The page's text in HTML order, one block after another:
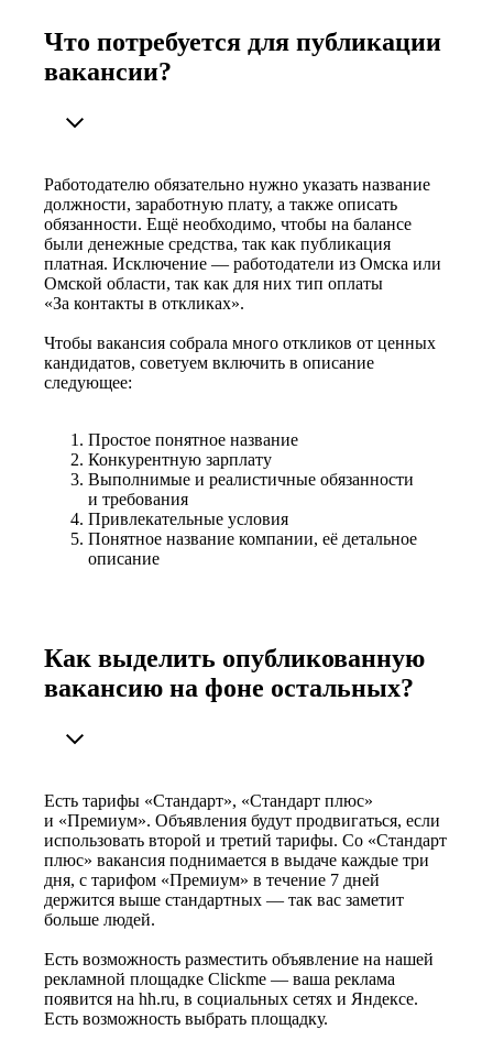
Что потребуется для публикации
вакансии?
Работодателю обязательно нужно указать название
должности, заработную плату, а также описать
обязанности. Ещё необходимо, чтобы на балансе
были денежные средства, так как публикация
платная. Исключение — работодатели из Омска или
Омской области, так как для них тип оплаты
«За контакты в откликах».
Чтобы вакансия собрала много откликов от ценных
кандидатов, советуем включить в описание
следующее:
Простое понятное название
Конкурентную зарплату
Выполнимые и реалистичные обязанности
и требования
Привлекательные условия
Понятное название компании, её детальное
описание
Как выделить опубликованную
вакансию на фоне остальных?
Есть тарифы «Стандарт», «Стандарт плюс»
и «Премиум». Объявления будут продвигаться, если
использовать второй и третий тарифы. Со «Стандарт
плюс» вакансия поднимается в выдаче каждые три
дня, с тарифом «Премиум» в течение 7 дней
держится выше стандартных — так вас заметит
больше людей.
Есть возможность разместить объявление на нашей
рекламной площадке Clickme — ваша реклама
появится на hh.ru, в социальных сетях и Яндексе.
Есть возможность выбрать площадку.